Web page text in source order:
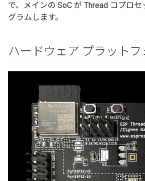
で、メインの SoC が Thread コプロ
グラムします。
ハードウェア プラットフ